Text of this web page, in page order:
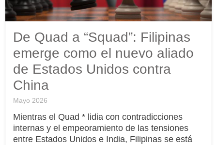
De Quad a “Squad”: Filipinas
emerge como el nuevo aliado
de Estados Unidos contra
China
Mayo 2026
Mientras el Quad * lidia con contradicciones
internas y el empeoramiento de las tensiones
entre Estados Unidos e India, Filipinas se está